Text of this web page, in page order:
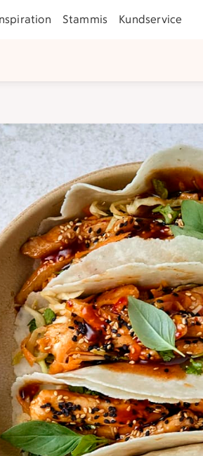
Stammis Kundservice